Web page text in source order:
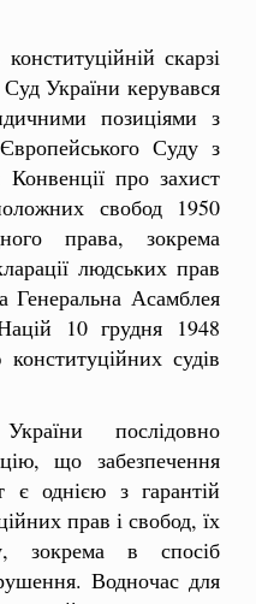
скарзі
України керувався
позиціями з
Суду з
про захист
свобод 1950
права, зокрема
людських прав
Генеральна Асамблея
10 грудня 1948
судів
послідовно
що забезпечення
є однією з гарантій
прав і свобод, їх
зокрема в спосіб
Водночас для